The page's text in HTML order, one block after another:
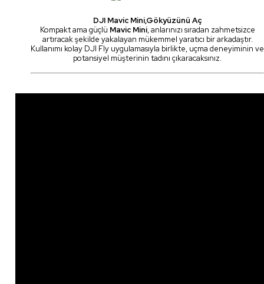
DJI Mavic Mini,Gökyüzünü Aç
Kompakt ama güçlü Mavic Mini, anlarınızı sıradan zahmetsizce
artıracak şekilde yakalayan mükemmel yaratıcı bir arkadaştır.
Kullanımı kolay DJI Fly uygulamasıyla birlikte, uçma deneyiminin ve
potansiyel müşterinin tadını çıkaracaksınız.